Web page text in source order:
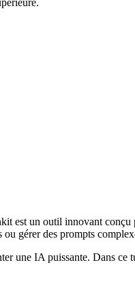
est un outil innovant
gérer des prompts
une IA puissante. Dans